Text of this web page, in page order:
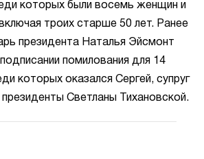
которых были восемь женщин и
троих старше 50 лет. Ранее
президента Наталья Эйсмонт
помилования для 14
которых оказался Сергей, супруг
Светланы Тихановской.